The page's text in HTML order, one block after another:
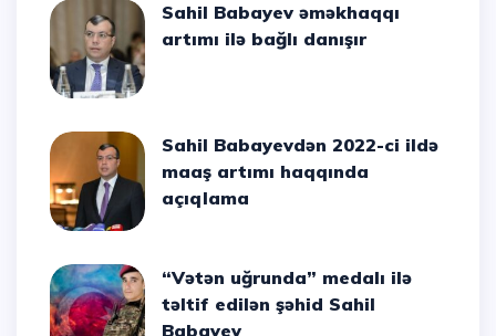
Sahil Babayev əməkhaqqı
artımı ilə bağlı danışır
Sahil Babayevdən 2022-ci ildə
maaş artımı haqqında
açıqlama
“Vətən uğrunda” medalı ilə
təltif edilən şəhid Sahil
Babayev